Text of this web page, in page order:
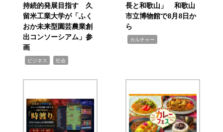
持続的発展目指す 久
留米工業大学が「ふく
おか未来型園芸農業創
出コンソーシアム」参
画
ビジネス 社会
長と和歌山」 和歌山
市立博物館で8月8日か
ら
カルチャー